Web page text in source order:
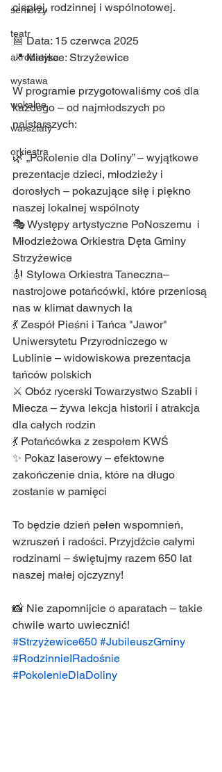
seniorzy
teatr
akrobatyka
wystawa
wokalne
warsztaty
orkiestra
ciepłej, rodzinnej i wspólnotowej.
📅 Data: 15 czerwca 2025
📍 Miejsce: Strzyżewice
W programie przygotowaliśmy coś dla
każdego – od najmłodszych po
najstarszych:
🌿 „Pokolenie dla Doliny” – wyjątkowe
prezentacje dzieci, młodzieży i
dorosłych – pokazujące siłę i piękno
naszej lokalnej wspólnoty
🎭 Występy artystyczne PoNoszemu  i
Młodzieżowa Orkiestra Dęta Gminy
Strzyżewice
🎻 Stylowa Orkiestra Taneczna–
nastrojowe potańcówki, które przeniosą
nas w klimat dawnych la
💃 Zespół Pieśni i Tańca "Jawor"
Uniwersytetu Przyrodniczego w
Lublinie – widowiskowa prezentacja
tańców polskich
⚔️ Obóz rycerski Towarzystwo Szabli i
Miecza – żywa lekcja historii i atrakcja
dla całych rodzin
💃 Potańcówka z zespołem KWŚ
✨ Pokaz laserowy – efektowne
zakończenie dnia, które na długo
zostanie w pamięci
To będzie dzień pełen wspomnień,
wzruszeń i radości. Przyjdźcie całymi
rodzinami – świętujmy razem 650 lat
naszej małej ojczyzny!
📸 Nie zapomnijcie o aparatach – takie
chwile warto uwiecznić!
#Strzyżewice650 #JubileuszGminy
#RodzinnieIRadośnie
#PokolenieDlaDoliny